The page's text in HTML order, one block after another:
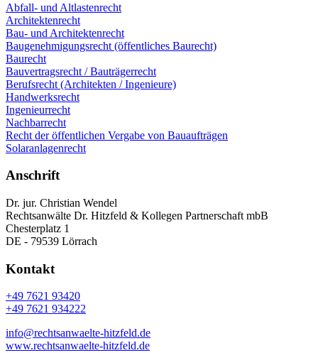
Abfall- und Altlastenrecht
Architektenrecht
Bau- und Architektenrecht
Baugenehmigungsrecht (öffentliches Baurecht)
Baurecht
Bauvertragsrecht / Bauträgerrecht
Berufsrecht (Architekten / Ingenieure)
Handwerksrecht
Ingenieurrecht
Nachbarrecht
Recht der öffentlichen Vergabe von Bauaufträgen
Solaranlagenrecht
Anschrift
Dr. jur. Christian Wendel
Rechtsanwälte Dr. Hitzfeld & Kollegen Partnerschaft mbB
Chesterplatz 1
DE - 79539 Lörrach
Kontakt
+49 7621 93420
+49 7621 934222
info@rechtsanwaelte-hitzfeld.de
www.rechtsanwaelte-hitzfeld.de